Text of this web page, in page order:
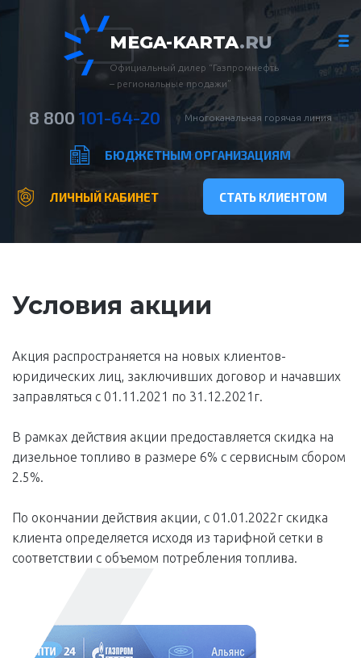
MEGA-KARTA.RU
Официальный дилер “Газпромнефть
– региональные продажи”
8 800 101-64-20 Многоканальная горячая линия
БЮДЖЕТНЫМ ОРГАНИЗАЦИЯМ
ЛИЧНЫЙ КАБИНЕТ СТАТЬ КЛИЕНТОМ
Условия акции
Акция распространяется на новых клиентов-
юридических лиц, заключивших договор и начавших
заправляться с 01.11.2021 по 31.12.2021г.
В рамках действия акции предоставляется скидка на
дизельное топливо в размере 6% с сервисным сбором
2.5%.
По окончании действия акции, с 01.01.2022г скидка
клиента определяется исходя из тарифной сетки в
соответствии с объемом потребления топлива.